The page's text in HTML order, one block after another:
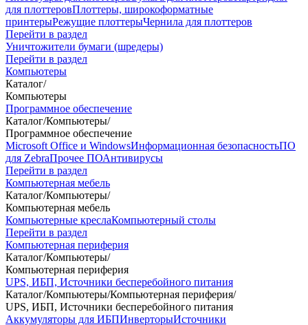
для плоттеровПлоттеры, широкоформатные
принтерыРежущие плоттерыЧернила для плоттеров
Перейти в раздел
Уничтожители бумаги (шредеры)
Перейти в раздел
Компьютеры
Каталог/
Компьютеры
Программное обеспечение
Каталог/Компьютеры/
Программное обеспечение
Microsoft Office и WindowsИнформационная безопасностьПО
для ZebraПрочее ПОАнтивирусы
Перейти в раздел
Компьютерная мебель
Каталог/Компьютеры/
Компьютерная мебель
Компьютерные креслаКомпьютерный столы
Перейти в раздел
Компьютерная периферия
Каталог/Компьютеры/
Компьютерная периферия
UPS, ИБП, Источники бесперебойного питания
Каталог/Компьютеры/Компьютерная периферия/
UPS, ИБП, Источники бесперебойного питания
Аккумуляторы для ИБПИнверторыИсточники